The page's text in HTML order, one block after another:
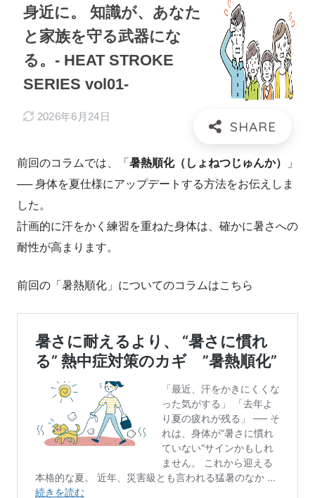
身近に。 知識が、あなた
と家族を守る武器にな
る。- HEAT STROKE
SERIES vol01-
2026年6月24日
前回のコラムでは、「 暑熱順化（しょねつじゅんか）
」
──身体を夏仕様にアップデートする方法をお伝えしま
した。
計画的に汗をかく練習を重ねた身体は、確かに暑さへの
耐性が高まります。
前回の「暑熱順化」についてのコラムはこちら